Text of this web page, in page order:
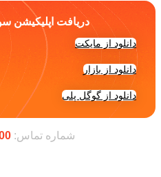
دریافت
دانلود از مایکت
دانلود از بازار
دانلود از گوگل پلی
شماره تماس: